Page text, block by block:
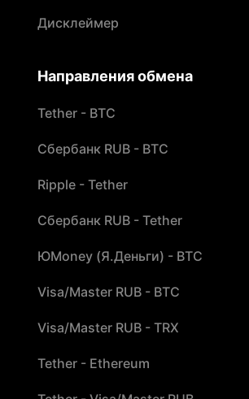
Дисклеймер
Направления обмена
Tether - BTC
Сбербанк RUB - BTC
Ripple - Tether
Сбербанк RUB - Tether
ЮMoney (Я.Деньги) - BTC
Visa/Master RUB - BTC
Visa/Master RUB - TRX
Tether - Ethereum